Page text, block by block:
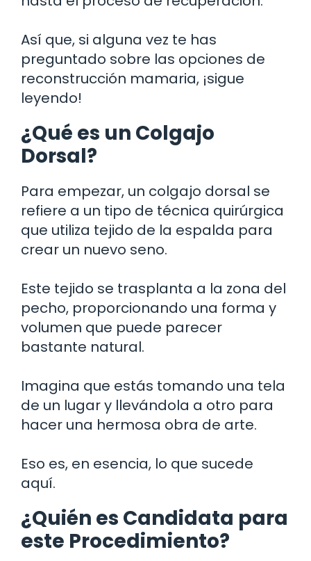
Así que, si alguna vez te has
preguntado sobre las opciones de
reconstrucción mamaria, ¡sigue
leyendo!
¿Qué es un Colgajo
Dorsal?
Para empezar, un colgajo dorsal se
refiere a un tipo de técnica quirúrgica
que utiliza tejido de la espalda para
crear un nuevo seno.
Este tejido se trasplanta a la zona del
pecho, proporcionando una forma y
volumen que puede parecer
bastante natural.
Imagina que estás tomando una tela
de un lugar y llevándola a otro para
hacer una hermosa obra de arte.
Eso es, en esencia, lo que sucede
aquí.
¿Quién es Candidata para
este Procedimiento?